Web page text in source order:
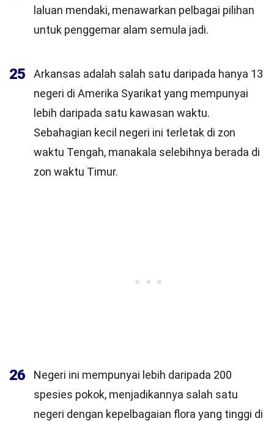
laluan mendaki, menawarkan pelbagai pilihan
untuk penggemar alam semula jadi.
25
Arkansas adalah salah satu daripada hanya 13
negeri di Amerika Syarikat yang mempunyai
lebih daripada satu kawasan waktu.
Sebahagian kecil negeri ini terletak di zon
waktu Tengah, manakala selebihnya berada di
zon waktu Timur.
26
Negeri ini mempunyai lebih daripada 200
spesies pokok, menjadikannya salah satu
negeri dengan kepelbagaian flora yang tinggi di